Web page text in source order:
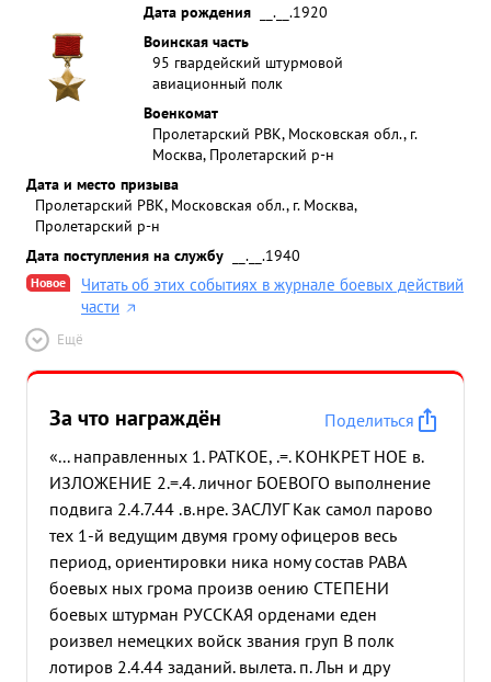
Дата рождения
__.__.1920
Воинская часть
95 гвардейский штурмовой
авиационный полк
Военкомат
Пролетарский РВК, Московская обл., г.
Москва, Пролетарский р-н
Дата и место призыва
Пролетарский РВК, Московская обл., г. Москва,
Пролетарский р-н
Дата поступления на службу
__.__.1940
Новое
Читать об этих событиях в журнале боевых действий
части
Ещё
За что награждён
Поделиться
«... направленных 1. РАТКОЕ, .=. КОНКРЕТ НОЕ в.
ИЗЛОЖЕНИЕ 2.=.4. личног БОЕВОГО выполнение
подвига 2.4.7.44 .в.нре. ЗАСЛУГ Как самол парово
тех 1-й ведущим двумя грому офицеров весь
период, ориентировки ника ному состав РАВА
боевых ных грома произв оению СТЕПЕНИ
боевых штурман РУССКАЯ орденами еден
роизвел немецких войск звания груп В полк
лотиров 2.4.44 заданий. вылета. п. Льн и дру